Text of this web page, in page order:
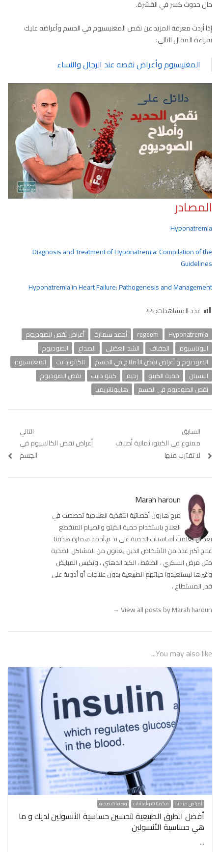
حال حدوث كسر في القشرة.
إذا أردت معرفة المزيد عن نقص المغنيسيوم في الجسم وأعراضه عليك
بقراءة المقال التالي:
المغنيسيوم وأعراض نقصه عند الرجال والنساء
المصادر
Hyponatremia
Diagnosis and Treatment of Hyponatremia: Compilation of the
Guidelines
Hyponatremia in Heart Failure: Pathogenesis and Management
عدد المشاهدات:44
Hyponatremia
regeem أحمد سمارة
أعراض نقص الصوديوم
البوتاسيوم
الجفاف الشد العضلي الصداع
الصوديوم
الصوديوم و أعراض نقص الأملاح في الجسم
الكيتو دايت
المغنيسيوم
النسيان
حمية الكيتو رجيم كيتو دايت
نقص الصوديوم
نقص الصوديوم في الجسم
هايبوناتريميا
تصفّح
المقالات
السابق
Previous
post:
ممنوع في الكيتو: ثمانية أصناف
لا تقترب منها
التالي
Next
أعراض نقص الكالسيوم في
الجسم
Marah haroun
مرح هارون أخصائية التغذية العلاجية تخصصت في
العلاج باستخدام حمية الكيتو والصيام المتقطع
بعد أن تعلمت أساسيات الحمية على يد م.أحمد سمارة هدفنا
علاج أكبر عدد من الأشخاص الذين يعانون من المشاكل الصحية
مثل مرض السكري ، الضغط ، الكبد الدهني ، وتكيس المبايض
وغيرها ليستعيدوا حياتهم الطبيعية بدون علاجات أو أدوية على
قدر المستطاع .
View all posts by Marah haroun
→
You may also like...
أمراض مزمنة مكملات وأعشاب وصفات صحية
أفضل الطرق الطبيعية لتحسين حساسية الأنسولين لديك و ما
هي حساسية الأنسولين
…